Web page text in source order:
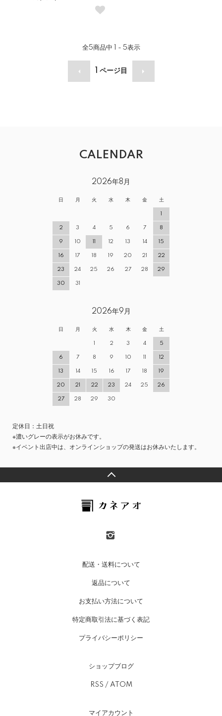
全5商品中 1 - 5表示
ページ目
CALENDAR
2026年8月
日 月 火 水 木 金 土
1
2 3 4 5 6 7 8
9 10 11 12 13 14 15
16 17 18 19 20 21 22
23 24 25 26 27 28 29
30 31
2026年9月
日 月 火 水 木 金 土
1 2 3 4 5
6 7 8 9 10 11 12
13 14 15 16 17 18 19
20 21 22 23 24 25 26
27 28 29 30
定休日：土日祝
※濃いグレーの表示がお休みです。
※イベント出店中は、オンラインショップの発送はお休みいたします。
配送・送料について
返品について
お支払い方法について
特定商取引法に基づく表記
プライバシーポリシー
ショップブログ
RSS / ATOM
マイアカウント